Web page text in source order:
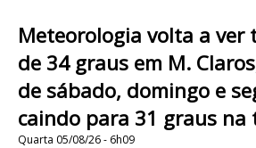
Meteorologia volta a ver
de 34 graus em M.
de sábado, domingo e
caindo para 31 graus na
Quarta 05/08/26 - 6h09